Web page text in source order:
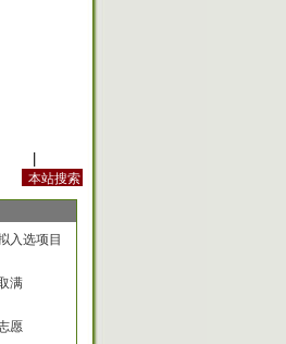
入选项目
满
愿